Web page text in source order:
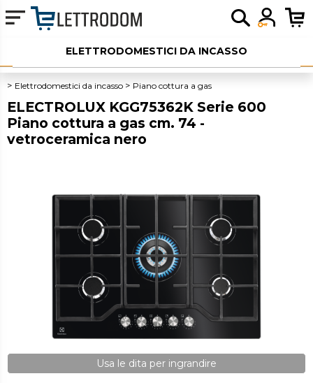
ELETTRODOMESTICI DA INCASSO
ELETTRODOMESTICI LIBERA INSTALLAZIONE
PICCOLI ELETTRODOMESTICI
AUDIO
OUTLET
Elettrodomestici da incasso Piano cottura a gas
ELECTROLUX KGG75362K Serie 600
Piano cottura a gas cm. 74 -
vetroceramica nero
Usa le dita per ingrandire